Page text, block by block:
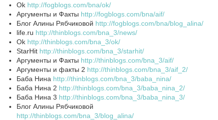
Ok http://fogblogs.com/bna/ok/
Аргументы и Факты http://fogblogs.com/bna/aif/
Блог Алины Рябчиковой http://fogblogs.com/bna/blog_alina/
life.ru http://thinblogs.com/bna_3/news/
Ok http://thinblogs.com/bna_3/ok/
StarHit http://thinblogs.com/bna_3/starhit/
Аргументы и Факты http://thinblogs.com/bna_3/aif/
Аргументы и факты 2 http://thinblogs.com/bna_3/aif_2/
Баба Нина http://thinblogs.com/bna_3/baba_nina/
Баба Нина 2 http://thinblogs.com/bna_3/baba_nina_2/
Баба Нина 3 http://thinblogs.com/bna_3/baba_nina_3/
Блог Алины Рябчиковой
http://thinblogs.com/bna_3/blog_alina/